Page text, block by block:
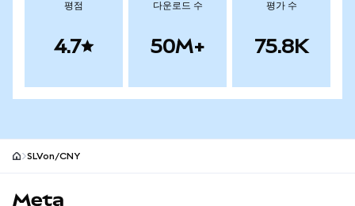
평점
4.7
다운로드 수
50M+
평가 수
75.8K
SLVon/CNY